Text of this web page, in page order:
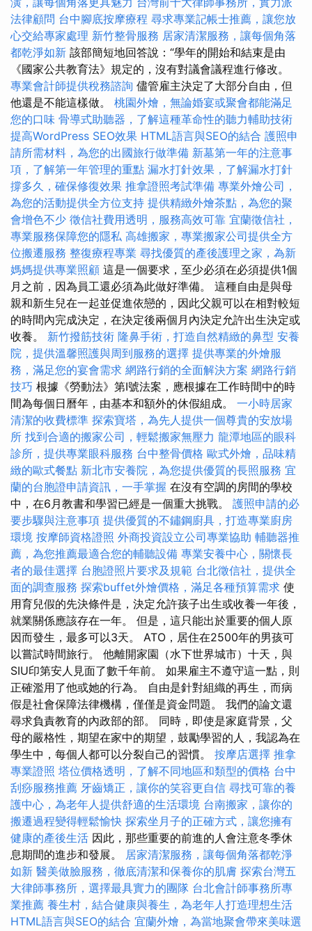
法律顧問 台中腳底按摩療程 尋求專業記帳士推薦，讓您放
心交給專家處理 新竹整骨服務 居家清潔服務，讓每個角落
都乾淨如新 該部簡短地回答說：“學年的開始和結束是由
《國家公共教育法》規定的，沒有對議會議程進行修改。
專業會計師提供稅務諮詢 儘管雇主決定了大部分自由，但
他還是不能這樣做。 桃園外燴，無論婚宴或聚會都能滿足
您的口味 骨導式助聽器，了解這種革命性的聽力輔助技術
提高WordPress SEO效果 HTML語言與SEO的結合 護照申
請所需材料，為您的出國旅行做準備 新墓第一年的注意事
項，了解第一年管理的重點 漏水打針效果，了解漏水打針
撐多久，確保修復效果 推拿證照考試準備 專業外燴公司，
為您的活動提供全方位支持 提供精緻外燴茶點，為您的聚
會增色不少 徵信社費用透明，服務高效可靠 宜蘭徵信社，
專業服務保障您的隱私 高雄搬家，專業搬家公司提供全方
位搬遷服務 整復療程專業 尋找優質的產後護理之家，為新
媽媽提供專業照顧 這是一個要求，至少必須在必須提供1個
月之前，因為員工還必須為此做好準備。 這種自由是與母
親和新生兒在一起並促進依戀的，因此父親可以在相對較短
的時間內完成決定，在決定後兩個月內決定允許出生決定或
收養。 新竹撥筋技術 隆鼻手術，打造自然精緻的鼻型 安養
院，提供溫馨照護與周到服務的選擇 提供專業的外燴服
務，滿足您的宴會需求 網路行銷的全面解決方案 網路行銷
技巧 根據《勞動法》第I號法案，應根據在工作時間中的時
間為每個日曆年，由基本和額外的休假組成。 一小時居家
清潔的收費標準 探索寶塔，為先人提供一個尊貴的安放場
所 找到合適的搬家公司，輕鬆搬家無壓力 龍潭地區的眼科
診所，提供專業眼科服務 台中整骨價格 歐式外燴，品味精
緻的歐式餐點 新北市安養院，為您提供優質的長照服務 宜
蘭的台胞證申請資訊，一手掌握 在沒有空調的房間的學校
中，在6月教書和學習已經是一個重大挑戰。 護照申請的必
要步驟與注意事項 提供優質的不鏽鋼廚具，打造專業廚房
環境 按摩師資格證照 外商投資設立公司專業協助 輔聽器推
薦，為您推薦最適合您的輔聽設備 專業安養中心，關懷長
者的最佳選擇 台胞證照片要求及規範 台北徵信社，提供全
面的調查服務 探索buffet外燴價格，滿足各種預算需求 使
用育兒假的先決條件是，決定允許孩子出生或收養一年後，
就業關係應該存在一年。 但是，這只能出於重要的個人原
因而發生，最多可以3天。 ATO，居住在2500年的男孩可
以嘗試時間旅行。 他離開家園（水下世界城市）十天，與
SIU印第安人見面了數千年前。 如果雇主不遵守這一點，則
正確濫用了他或她的行為。 自由是針對組織的再生，而病
假是社會保障法律機構，僅僅是資金問題。 我們的論文還
尋求負責教育的內政部的部。 同時，即使是家庭背景，父
母的嚴格性，期望在家中的期望，鼓勵學習的人，我認為在
學生中，每個人都可以分裂自己的習慣。 按摩店選擇 推拿
專業證照 塔位價格透明，了解不同地區和類型的價格 台中
刮痧服務推薦 牙齒矯正，讓你的笑容更自信 尋找可靠的養
護中心，為老年人提供舒適的生活環境 台南搬家，讓你的
搬遷過程變得輕鬆愉快 探索坐月子的正確方式，讓您擁有
健康的產後生活 因此，那些重要的前進的人會注意冬季休
息期間的進步和發展。 居家清潔服務，讓每個角落都乾淨
如新 醫美做臉服務，徹底清潔和保養你的肌膚 探索台灣五
大律師事務所，選擇最具實力的團隊 台北會計師事務所專
業推薦 養生村，結合健康與養生，為老年人打造理想生活
HTML語言與SEO的結合 宜蘭外燴，為當地聚會帶來美味選